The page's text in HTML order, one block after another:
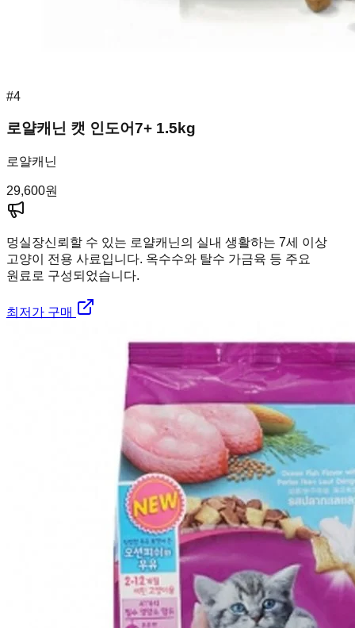
#4
로얄캐닌 캣 인도어7+ 1.5kg
로얄캐닌
29,600원
멍실장신뢰할 수 있는 로얄캐닌의 실내 생활하는 7세 이상
고양이 전용 사료입니다. 옥수수와 탈수 가금육 등 주요
원료로 구성되었습니다.
최저가 구매